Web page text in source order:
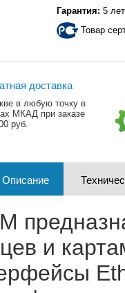
Гарантия: 5 лет
Товар
доставка
в любую точку в
МКАД при заказе
руб.
Описание
и